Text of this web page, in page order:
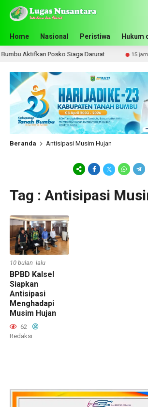
Home Nasional Peristiwa Hukum
Aktifkan Posko Siaga Darurat 15 jam lalu
Beranda Antisipasi Musim Hujan
Tag : Antisipasi
10 bulan lalu
BPBD Kalsel
Siapkan
Antisipasi
Menghadapi
Musim Hujan
62
Redaksi